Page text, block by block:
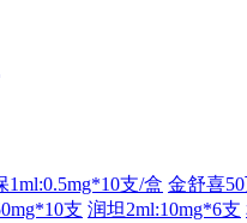
1ml:0.5mg*10支/盒 金舒喜
支 润坦2ml:10mg*6支